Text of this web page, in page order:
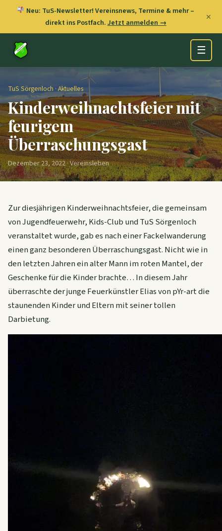
Neu: TuS-Newsletter! Vereinsnews, Termine & mehr –
direkt ins Postfach.Jetzt anmelden →
✕
☰
TuS Sörgenloch · Aktuelles
Kinderweihnachtsfeier mit
feurigem
Überraschungsgast
Dezember 23, 2022 · Vereinsleben
Zur diesjährigen Kinderweihnachtsfeier, die gemeinsam
von Jugendfeuerwehr, Kids-Club und TuS Sörgenloch
veranstaltet wurde, gab es nach einer Fackelwanderung
einen ganz besonderen Überraschungsgast. Nicht wie in
den letzten Jahren ein alter Mann im roten Mantel, der
Geschenke für die Kinder brachte… In diesem Jahr
überraschte der junge Feuerkünstler Elias von pYr-art die
staunenden Kinder und Eltern mit seiner tollen
Darbietung.